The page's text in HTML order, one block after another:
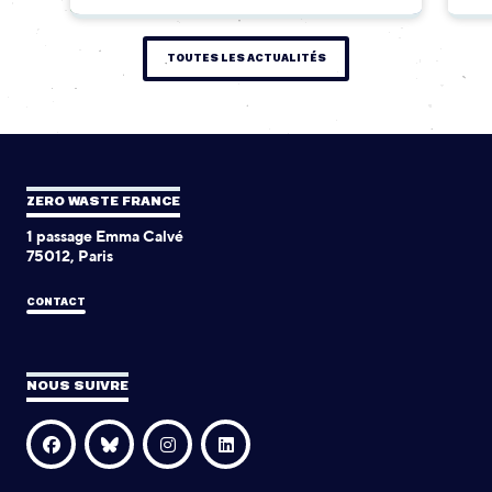
TOUTES LES ACTUALITÉS
ZERO WASTE FRANCE
1 passage Emma Calvé
75012, Paris
CONTACT
NOUS SUIVRE